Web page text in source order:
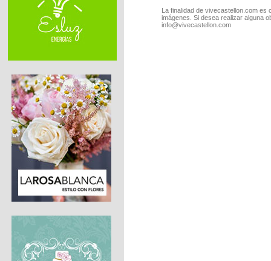
La finalidad de vivecastellon.com
imágenes. Si desea realizar alguna
info@vivecastellon.com